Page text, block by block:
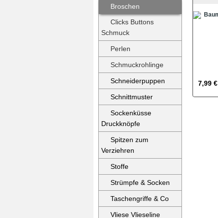
Broschen
Clicks Buttons
Schmuck
Perlen
Schmuckrohlinge
Schneiderpuppen
Schnittmuster
Sockenküsse
Druckknöpfe
Spitzen zum
Verziehren
Stoffe
Strümpfe & Socken
Taschengriffe & Co
Vliese Vlieseline
7,99